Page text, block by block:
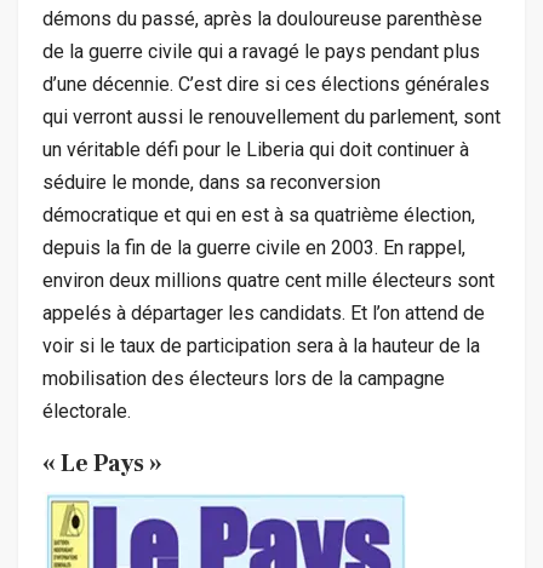
démons du passé, après la douloureuse parenthèse
de la guerre civile qui a ravagé le pays pendant plus
d’une décennie. C’est dire si ces élections générales
qui verront aussi le renouvellement du parlement, sont
un véritable défi pour le Liberia qui doit continuer à
séduire le monde, dans sa reconversion
démocratique et qui en est à sa quatrième élection,
depuis la fin de la guerre civile en 2003. En rappel,
environ deux millions quatre cent mille électeurs sont
appelés à départager les candidats. Et l’on attend de
voir si le taux de participation sera à la hauteur de la
mobilisation des électeurs lors de la campagne
électorale.
« Le Pays »